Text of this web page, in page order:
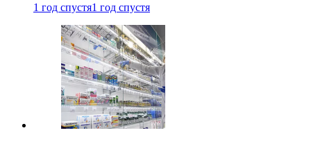
1 год спустя1 год спустя